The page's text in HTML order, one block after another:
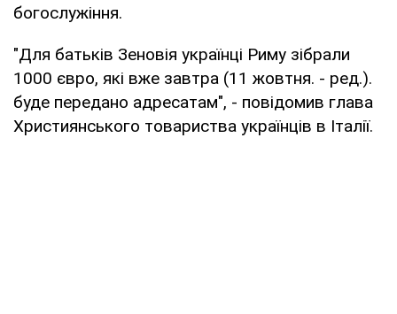
богослужіння.
"Для батьків Зеновія українці Риму зібрали
1000 євро, які вже завтра (11 жовтня. - ред.).
буде передано адресатам", - повідомив глава
Християнського товариства українців в Італії.